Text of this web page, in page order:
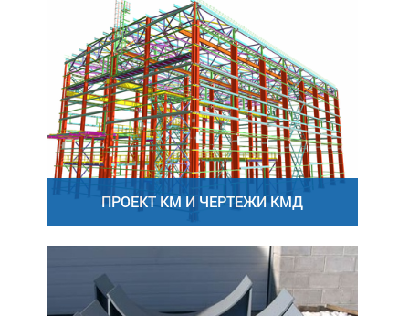
ПРОЕКТ КМ И ЧЕРТЕЖИ КМД